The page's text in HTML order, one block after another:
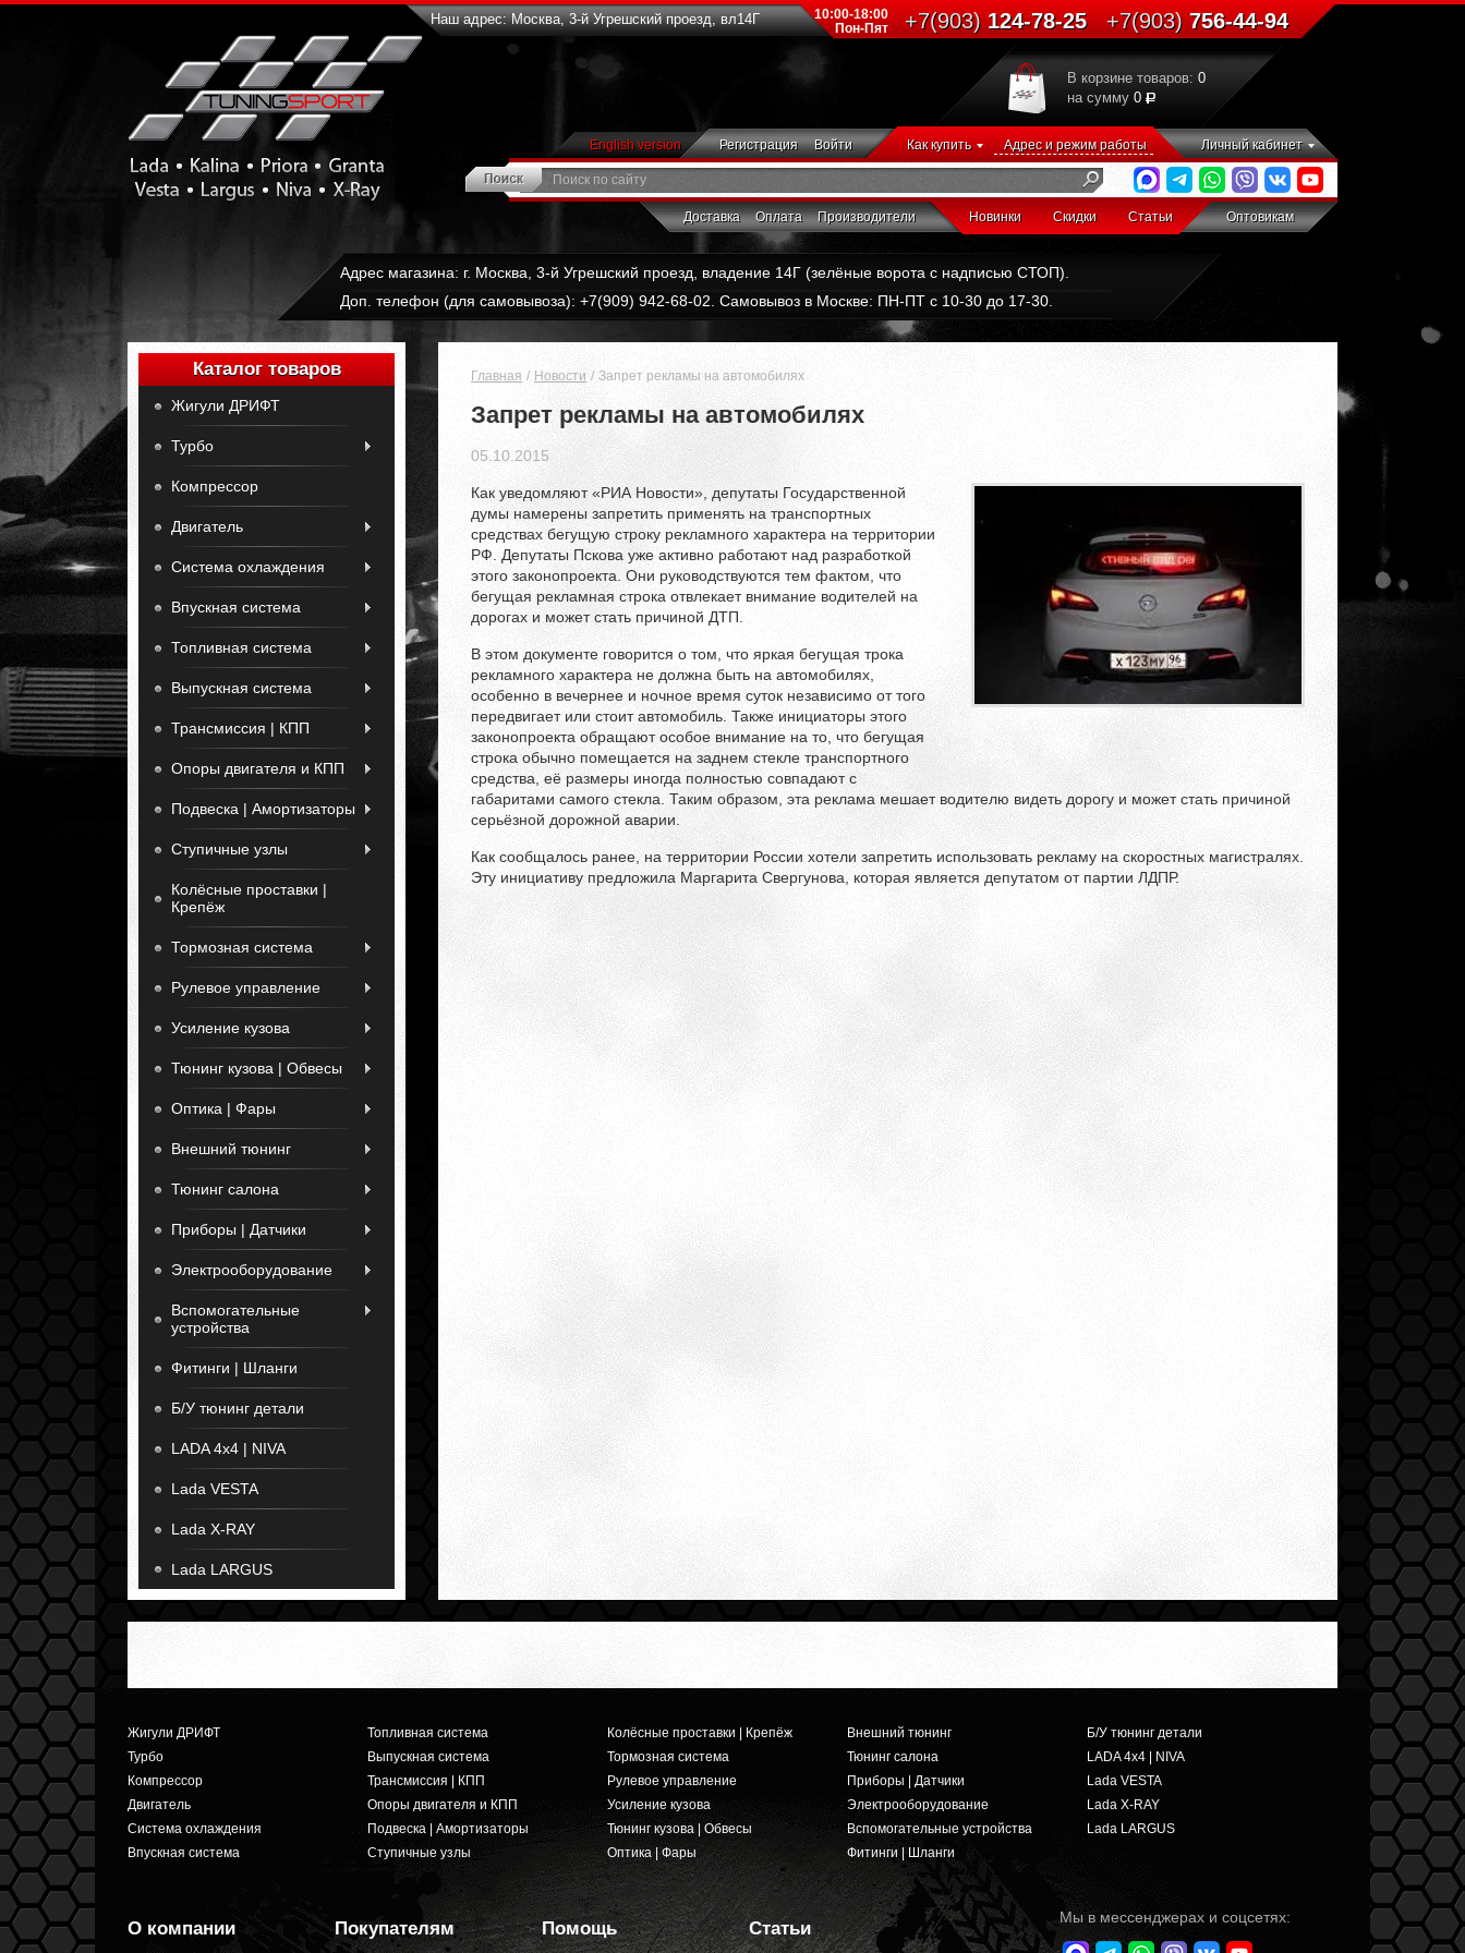
Наш адрес: Москва, 3-й Угрешский проезд, вл14Г
10:00-18:00
Пон-Пят
+7(903)124-78-25 +7(903)756-44-94
В корзине товаров: 0
на сумму 0
English version Регистрация Войти Как купить Адрес и режим работы Личный кабинет
Доставка Оплата Производители Новинки Скидки Статьи Оптовикам
Адрес магазина: г. Москва, 3-й Угрешский проезд, владение 14Г (зелёные ворота с надписью СТОП).
Доп. телефон (для самовывоза): +7(909) 942-68-02. Самовывоз в Москве: ПН-ПТ с 10-30 до 17-30.
Каталог товаров
Жигули ДРИФТ
Турбо
Компрессор
Двигатель
Система охлаждения
Впускная система
Топливная система
Выпускная система
Трансмиссия | КПП
Опоры двигателя и КПП
Подвеска | Амортизаторы
Ступичные узлы
Колёсные проставки |
Крепёж
Тормозная система
Рулевое управление
Усиление кузова
Тюнинг кузова | Обвесы
Оптика | Фары
Внешний тюнинг
Тюнинг салона
Приборы | Датчики
Электрооборудование
Вспомогательные
устройства
Фитинги | Шланги
Б/У тюнинг детали
LADA 4x4 | NIVA
Lada VESTA
Lada X-RAY
Lada LARGUS
Главная Новости Запрет рекламы на автомобилях
Запрет рекламы на автомобилях
05.10.2015
Как уведомляют «РИА Новости», депутаты Государственной
думы намерены запретить применять на транспортных
средствах бегущую строку рекламного характера на территории
РФ. Депутаты Пскова уже активно работают над разработкой
этого законопроекта. Они руководствуются тем фактом, что
бегущая рекламная строка отвлекает внимание водителей на
дорогах и может стать причиной ДТП.
В этом документе говорится о том, что яркая бегущая трока
рекламного характера не должна быть на автомобилях,
особенно в вечернее и ночное время суток независимо от того
передвигает или стоит автомобиль. Также инициаторы этого
законопроекта обращают особое внимание на то, что бегущая
строка обычно помещается на заднем стекле транспортного
средства, её размеры иногда полностью совпадают с
габаритами самого стекла. Таким образом, эта реклама мешает водителю видеть дорогу и может стать причиной
серьёзной дорожной аварии.
Как сообщалось ранее, на территории России хотели запретить использовать рекламу на скоростных магистралях.
Эту инициативу предложила Маргарита Свергунова, которая является депутатом от партии ЛДПР.
Жигули ДРИФТ
Турбо
Компрессор
Двигатель
Система охлаждения
Впускная система
Топливная система
Выпускная система
Трансмиссия | КПП
Опоры двигателя и КПП
Подвеска | Амортизаторы
Ступичные узлы
Колёсные проставки | Крепёж
Тормозная система
Рулевое управление
Усиление кузова
Тюнинг кузова | Обвесы
Оптика | Фары
Внешний тюнинг
Тюнинг салона
Приборы | Датчики
Электрооборудование
Вспомогательные устройства
Фитинги | Шланги
Б/У тюнинг детали
LADA 4x4 | NIVA
Lada VESTA
Lada X-RAY
Lada LARGUS
О компании Покупателям Помощь Статьи
Мы в мессенджерах и соцсетях: